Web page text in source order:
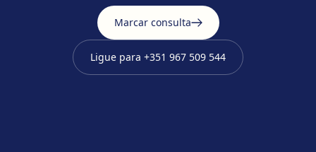
Marcar consulta
Ligue para +351 967 509 544